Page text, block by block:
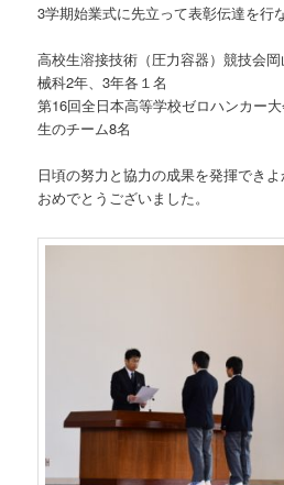
3学期始業式に先立って表彰伝達を行
高校生溶接技術（圧力容器）競技
械科2年、3年各１名
第16回全日本高等学校ゼロハンカ
生のチーム8名
日頃の努力と協力の成果を発揮できよ
おめでとうございました。